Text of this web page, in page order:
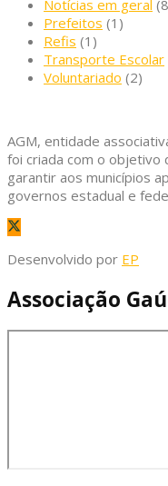
Notícias em geral
Prefeitos (1)
Refis (1)
Transporte Escolar
Voluntariado (2)
AGM, entidade
foi criada com o objetivo
garantir aos municípios
governos estadual e
Desenvolvido por EP
Associação